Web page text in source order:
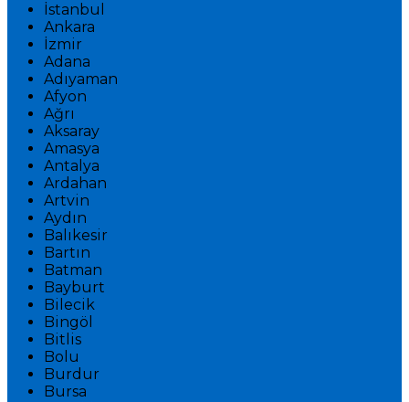
İstanbul
Ankara
İzmir
Adana
Adıyaman
Afyon
Ağrı
Aksaray
Amasya
Antalya
Ardahan
Artvin
Aydın
Balıkesir
Bartın
Batman
Bayburt
Bilecik
Bingöl
Bitlis
Bolu
Burdur
Bursa